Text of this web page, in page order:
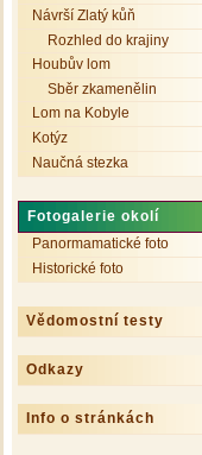
Návrší Zlatý kůň
Rozhled do krajiny
Houbův lom
Sběr zkamenělin
Lom na Kobyle
Kotýz
Naučná stezka
Fotogalerie okolí
Panormamatické foto
Historické foto
Vědomostní testy
Odkazy
Info o stránkách